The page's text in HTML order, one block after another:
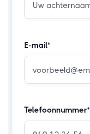
E-mail*
Telefoonnummer*